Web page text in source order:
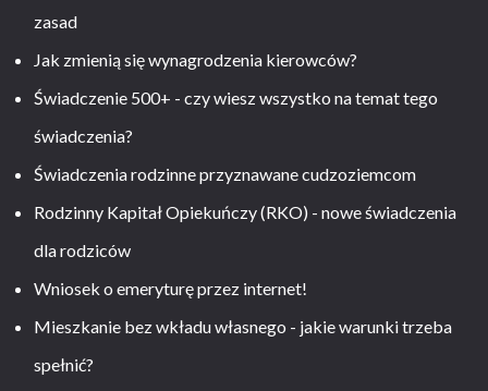
zasad
Jak zmienią się wynagrodzenia kierowców?
Świadczenie 500+ - czy wiesz wszystko na temat tego
świadczenia?
Świadczenia rodzinne przyznawane cudzoziemcom
Rodzinny Kapitał Opiekuńczy (RKO) - nowe świadczenia
dla rodziców
Wniosek o emeryturę przez internet!
Mieszkanie bez wkładu własnego - jakie warunki trzeba
spełnić?